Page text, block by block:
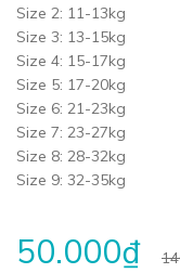
Size 2: 11-13kg
Size 3: 13-15kg
Size 4: 15-17kg
Size 5: 17-20kg
Size 6: 21-23kg
Size 7: 23-27kg
Size 8: 28-32kg
Size 9: 32-35kg
50.000₫